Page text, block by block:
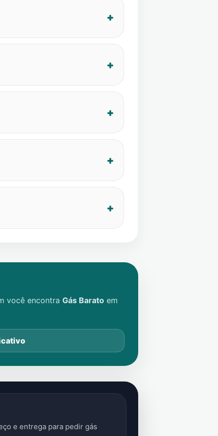
você encontra Gás Barato em
e entrega para pedir gás